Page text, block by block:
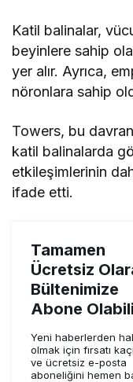
Katil balinalar,
beyinlere sahip
yer alır. Ayrıca,
nöronlara sahip
Towers, bu
katil balinalarda
etkileşimlerinin
ifade etti.
Tamamen
Ücretsiz
Bültenimize
Abone
Yeni haberlerden
olmak için fırsatı
ve ücretsiz e-posta
aboneliğini hemen